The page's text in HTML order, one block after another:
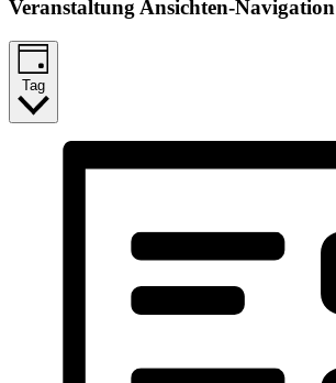
Veranstaltung Ansichten-Navigation
Tag